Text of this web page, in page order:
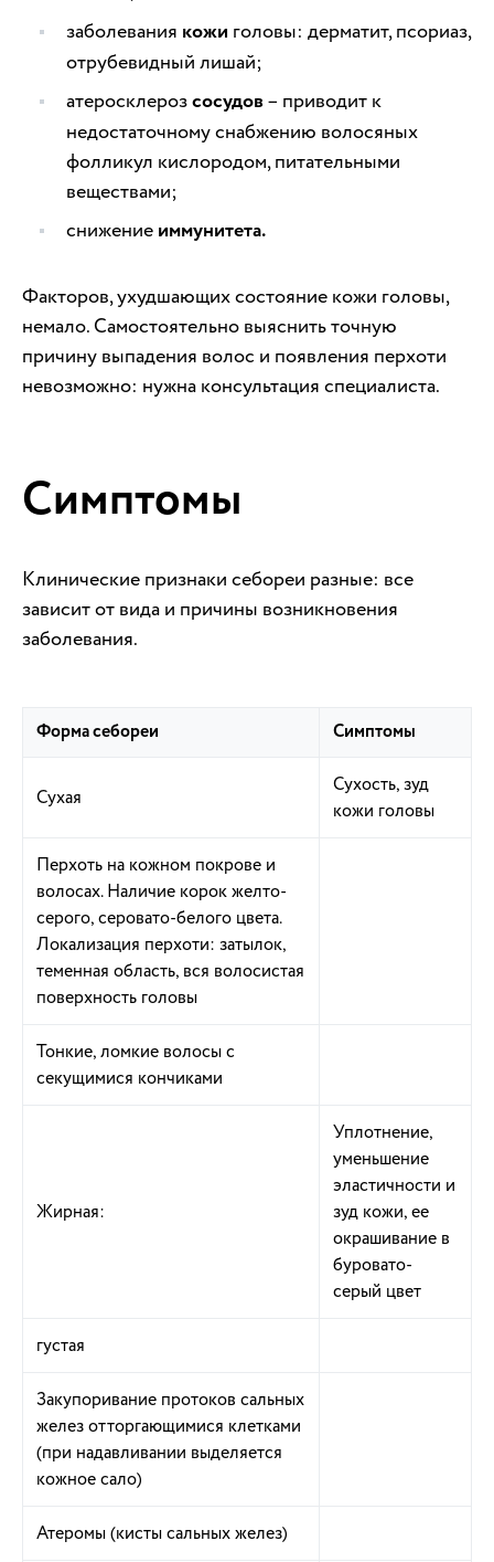
заболевания кожи головы: дерматит, псориаз,
отрубевидный лишай;
атеросклерозсосудов– приводит к
недостаточному снабжению волосяных
фолликул кислородом, питательными
веществами;
снижение иммунитета.
Факторов, ухудшающих состояние кожи головы,
немало. Самостоятельно выяснить точную
причину выпадения волос и появления перхоти
невозможно: нужна консультация специалиста.
Симптомы
Клинические признаки себореи разные: все
зависит от вида и причины возникновения
заболевания.
Форма себореи Симптомы
Сухая
Сухость, зуд
кожи головы
Перхоть на кожном покрове и
волосах. Наличие корок желто-
серого, серовато-белого цвета.
Локализация перхоти: затылок,
теменная область, вся волосистая
поверхность головы
Тонкие, ломкие волосы с
секущимися кончиками
Жирная:
Уплотнение,
уменьшение
эластичности и
зуд кожи, ее
окрашивание в
буровато-
серый цвет
густая
Закупоривание протоков сальных
желез отторгающимися клетками
(при надавливании выделяется
кожное сало)
Атеромы (кисты сальных желез)